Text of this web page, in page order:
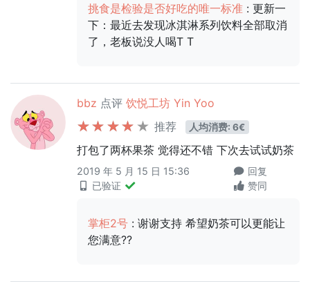
挑食是检验是否好吃的唯一标准 : 更新一
下：最近去发现冰淇淋系列饮料全部取消
了，老板说没人喝T T
bbz 点评 饮悦工坊 Yin Yoo
推荐
人均消费: 6€
打包了两杯果茶 觉得还不错 下次去试试奶茶
2019 年 5 月 15 日 15:36
已验证
回复
赞同
掌柜2号 : 谢谢支持 希望奶茶可以更能让
您满意??